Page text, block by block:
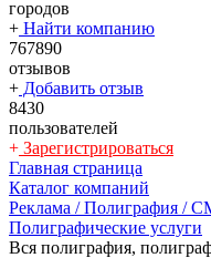
городов
+ Найти компанию
767890
отзывов
+ Добавить отзыв
8430
пользователей
+ Зарегистрироваться
Главная страница
Каталог компаний
Реклама / Полиграфия /
Полиграфические услуги
Вся полиграфия,